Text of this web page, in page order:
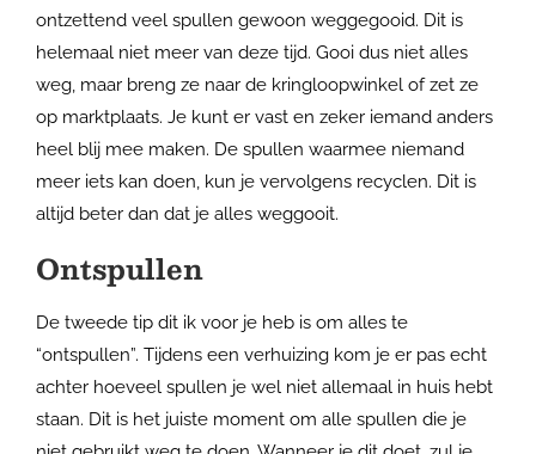
ontzettend veel spullen gewoon weggegooid. Dit is
helemaal niet meer van deze tijd. Gooi dus niet alles
weg, maar breng ze naar de kringloopwinkel of zet ze
op marktplaats. Je kunt er vast en zeker iemand anders
heel blij mee maken. De spullen waarmee niemand
meer iets kan doen, kun je vervolgens recyclen. Dit is
altijd beter dan dat je alles weggooit.
Ontspullen
De tweede tip dit ik voor je heb is om alles te
“ontspullen”. Tijdens een verhuizing kom je er pas echt
achter hoeveel spullen je wel niet allemaal in huis hebt
staan. Dit is het juiste moment om alle spullen die je